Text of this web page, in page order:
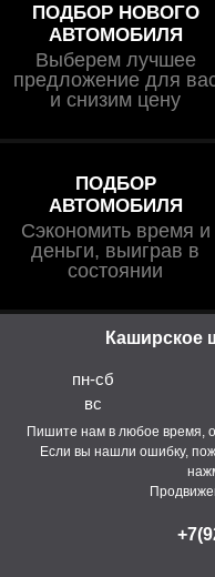
ПОДБОР НОВОГО
АВТОМОБИЛЯ
Выберем лучшее
предложение для
и снизим цену
ПОДБОР
АВТОМОБИЛЯ
Сэкономить время и
деньги, выиграв в
состоянии
Каширское
пн-сб
вс
Пишите нам в любое время,
Если вы нашли ошибку,